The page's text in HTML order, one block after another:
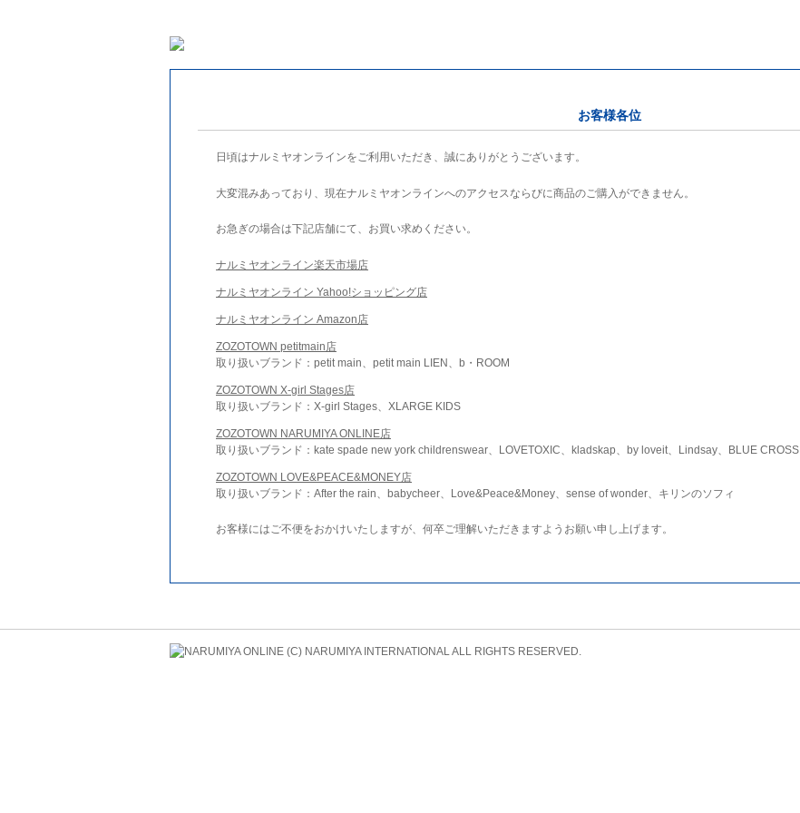
お客様各位
日頃はナルミヤオンラインをご利用いただき、誠にありがとうございます。
大変混みあっており、現在ナルミヤオンラインへのアクセスならびに商品のご購入ができません。
お急ぎの場合は下記店舗にて、お買い求めください。
ナルミヤオンライン楽天市場店
ナルミヤオンライン Yahoo!ショッピング店
ナルミヤオンライン Amazon店
ZOZOTOWN petitmain店
取り扱いブランド：petit main、petit main LIEN、b・ROOM
ZOZOTOWN X-girl Stages店
取り扱いブランド：X-girl Stages、XLARGE KIDS
ZOZOTOWN NARUMIYA ONLINE店
取り扱いブランド：kate spade new york childrenswear、LOVETOXIC、kladskap、by loveit、Lindsay、BLUE CROSS
ZOZOTOWN LOVE&PEACE&MONEY店
取り扱いブランド：After the rain、babycheer、Love&Peace&Money、sense of wonder、キリンのソフィ
お客様にはご不便をおかけいたしますが、何卒ご理解いただきますようお願い申し上げます。